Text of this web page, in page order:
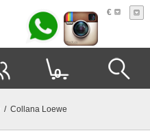
€
0
/ Collana Loewe